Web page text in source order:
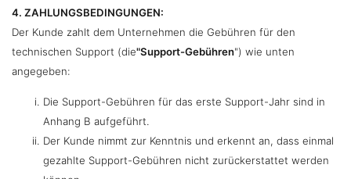
4. ZAHLUNGSBEDINGUNGEN:
Der Kunde zahlt dem Unternehmen die Gebühren für den
technischen Support (die"Support-Gebühren") wie unten
angegeben:
Die Support-Gebühren für das erste Support-Jahr sind in
Anhang B aufgeführt.
Der Kunde nimmt zur Kenntnis und erkennt an, dass einmal
gezahlte Support-Gebühren nicht zurückerstattet werden